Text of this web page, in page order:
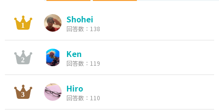
Shohei
回答数：138
Ken
回答数：119
Hiro
回答数：110